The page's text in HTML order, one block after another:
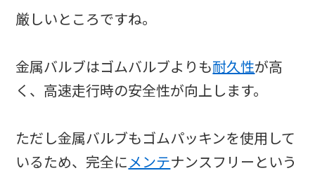
厳しいところですね。
金属バルブはゴムバルブよりも耐久性が高
く、高速走行時の安全性が向上します。
ただし金属バルブもゴムパッキンを使用して
いるため、完全にメンテナンスフリーという